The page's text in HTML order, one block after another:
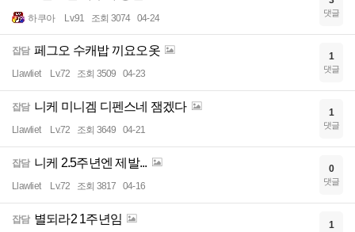
하쿠아 Lv.91 조회 3074 04-24 댓글
잡담 페그오 수캐밥 끼요오옷
Llawliet Lv.72 조회 3509 04-23
1
댓글
잡담 니케 미니겜 디펜스네 잼겠다
Llawliet Lv.72 조회 3649 04-21
1
댓글
잡담 니케 2.5주년엔 제발...
Llawliet Lv.72 조회 3817 04-16
0
댓글
잡담 별되라2 1주년임 1